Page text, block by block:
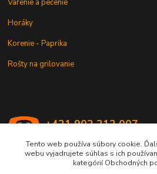
Varenie a pečenie
Horáky
Korenie - Paprika
Rošty na grilovanie
+421 902 212 007
Tento web používa súbory cookie.
webu vyjadrujete súhlas s ich
kategórií Obchodných